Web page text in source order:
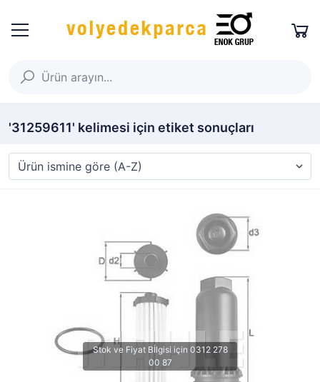
'31259611' kelimesi için etiket sonuçları